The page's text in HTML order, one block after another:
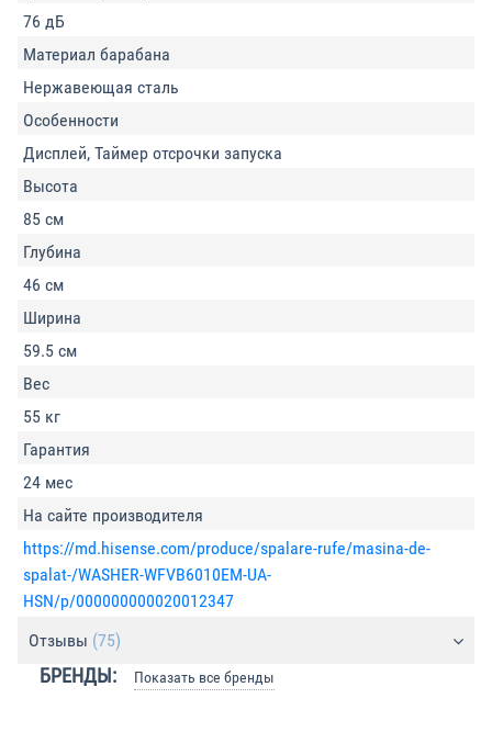
76 дБ
Материал барабана
Нержавеющая сталь
Особенности
Дисплей, Таймер отсрочки запуска
Высота
85 см
Глубина
46 см
Ширина
59.5 см
Вес
55 кг
Гарантия
24 мес
На сайте производителя
https://md.hisense.com/produce/spalare-rufe/masina-de-
spalat-/WASHER-WFVB6010EM-UA-
HSN/p/000000000020012347
Отзывы (75)
БРЕНДЫ: Показать все бренды